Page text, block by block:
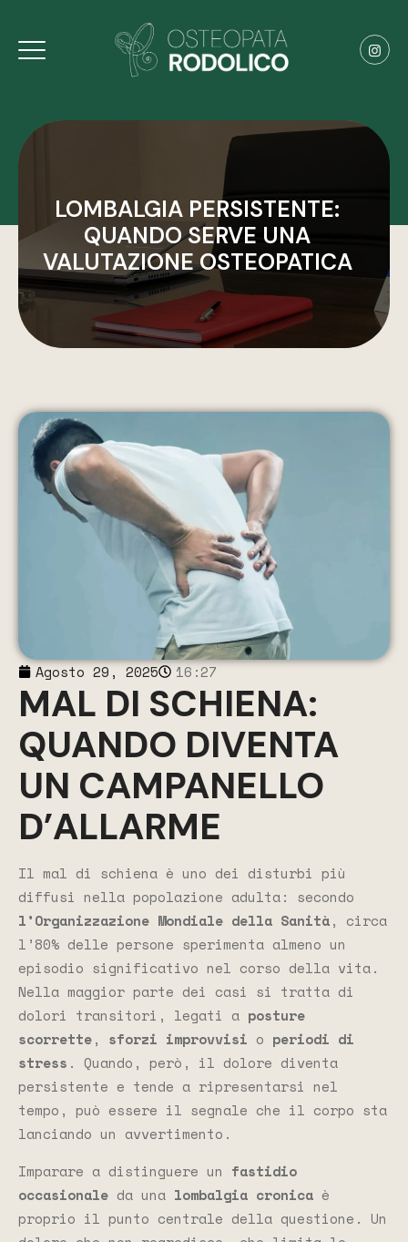
LOMBALGIA PERSISTENTE:
QUANDO SERVE UNA
VALUTAZIONE OSTEOPATICA
Agosto 29, 2025 16:27
MAL DI SCHIENA:
QUANDO DIVENTA
UN CAMPANELLO
D’ALLARME
Il mal di schiena è uno dei disturbi più
diffusi nella popolazione adulta: secondo
l’Organizzazione Mondiale della Sanità, circa
l’80% delle persone sperimenta almeno un
episodio significativo nel corso della vita.
Nella maggior parte dei casi si tratta di
dolori transitori, legati a posture
scorrette, sforzi improvvisi o periodi di
stress . Quando, però, il dolore diventa
persistente e tende a ripresentarsi nel
tempo, può essere il segnale che il corpo sta
lanciando un avvertimento.
Imparare a distinguere un fastidio
occasionale da una lombalgia cronica è
proprio il punto centrale della questione. Un